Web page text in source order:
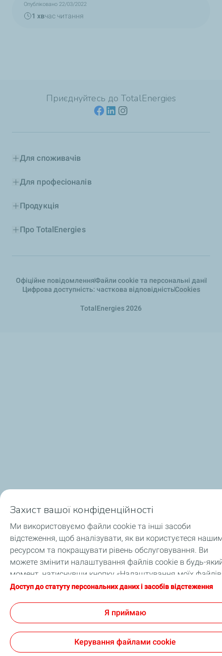
Опубліковано 22/03/2022
1 хвчас читання
Приєднуйтесь до TotalEnergies
Для споживачів
Для професіоналів
Продукція
Про TotalEnergies
Офіційне повідомленняФайли cookie та персональні дані
Цифрова доступність: часткова відповідністьCookies
TotalEnergies 2026
Захист вашої конфіденційності
Ми використовуємо файли cookie та інші засоби
відстеження, щоб аналізувати, як ви користуєтеся
ресурсом та покращувати рівень обслуговування. Ви
можете змінити налаштування файлів cookie в будь-
момент, натиснувши кнопку «Налаштування моїх файлів
cookie». Натискаючи кнопку «Я приймаю», ви
відмовляюся», будуть використовуватися лише технічні
файли cookie, необхідні для належного функціонування
сайту. Додаткову інформацію можна отримати на
«Статут персональних даних і засобів відстеження».
Доступ до статуту персональних даних і засобів відстеження
Я приймаю
Керування файлами cookie